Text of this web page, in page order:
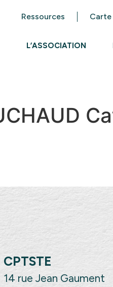
Ressources
L’ASSOCIATION
CPTSTE
14 rue Jean Gaument